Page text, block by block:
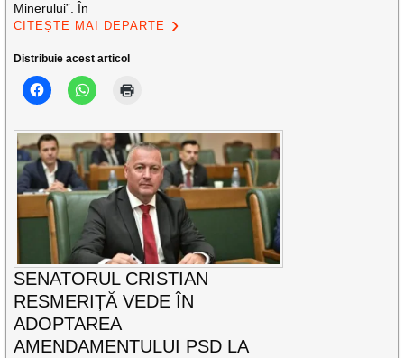
Minerului”. În
CITEȘTE MAI DEPARTE
Distribuie acest articol
SENATORUL CRISTIAN
RESMERIȚĂ VEDE ÎN
ADOPTAREA
AMENDAMENTULUI PSD LA